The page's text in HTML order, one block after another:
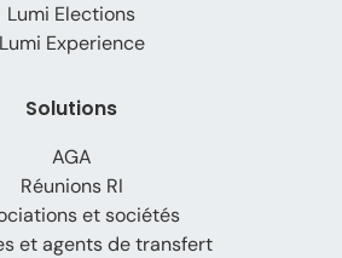
Lumi Elections
Lumi Experience
Solutions
AGA
Réunions RI
et sociétés
et agents de transfert